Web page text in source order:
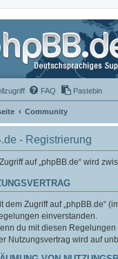
FAQ Pastebin
Community
- Registrierung
auf „phpBB.de“ wird
dem Zugriff auf „phpBB.de“
einverstanden.
du mit diesen
Nutzungsvertrag wird auf